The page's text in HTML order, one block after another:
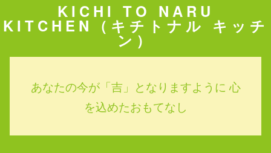
KICHI TO NARU
KITCHEN（キチトナル キッチ
ン）
あなたの今が「吉」となりますように 心
を込めたおもてなし